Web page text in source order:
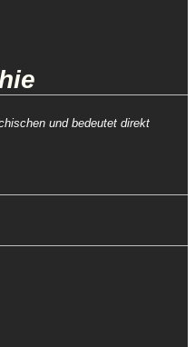
und bedeutet direkt